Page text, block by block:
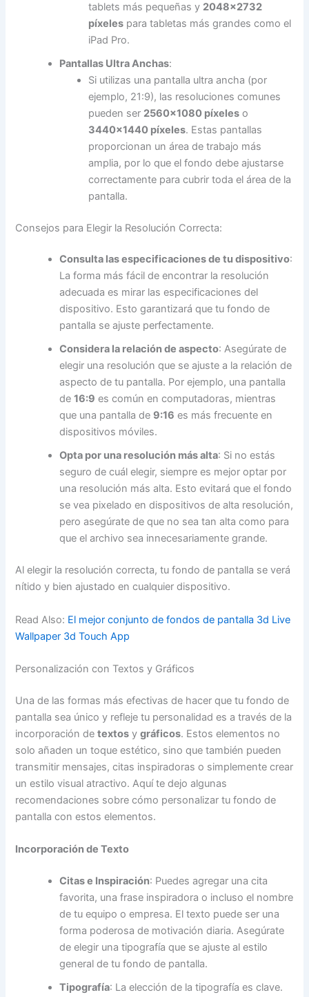
tablets más pequeñas y 2048×2732
píxeles para tabletas más grandes como el
iPad Pro.
Pantallas Ultra Anchas:
Si utilizas una pantalla ultra ancha (por
ejemplo, 21:9), las resoluciones comunes
pueden ser 2560×1080 píxeles o
3440×1440 píxeles. Estas pantallas
proporcionan un área de trabajo más
amplia, por lo que el fondo debe ajustarse
correctamente para cubrir toda el área de la
pantalla.
Consejos para Elegir la Resolución Correcta:
Consulta las especificaciones de tu dispositivo:
La forma más fácil de encontrar la resolución
adecuada es mirar las especificaciones del
dispositivo. Esto garantizará que tu fondo de
pantalla se ajuste perfectamente.
Considera la relación de aspecto: Asegúrate de
elegir una resolución que se ajuste a la relación de
aspecto de tu pantalla. Por ejemplo, una pantalla
de16:9 es común en computadoras, mientras
que una pantalla de 9:16 es más frecuente en
dispositivos móviles.
Opta por una resolución más alta: Si no estás
seguro de cuál elegir, siempre es mejor optar por
una resolución más alta. Esto evitará que el fondo
se vea pixelado en dispositivos de alta resolución,
pero asegúrate de que no sea tan alta como para
que el archivo sea innecesariamente grande.
Al elegir la resolución correcta, tu fondo de pantalla se verá
nítido y bien ajustado en cualquier dispositivo.
Read Also: El mejor conjunto de fondos de pantalla 3d Live
Wallpaper 3d Touch App
Personalización con Textos y Gráficos
Una de las formas más efectivas de hacer que tu fondo de
pantalla sea único y refleje tu personalidad es a través de la
incorporación detextos ygráficos. Estos elementos no
solo añaden un toque estético, sino que también pueden
transmitir mensajes, citas inspiradoras o simplemente crear
un estilo visual atractivo. Aquí te dejo algunas
recomendaciones sobre cómo personalizar tu fondo de
pantalla con estos elementos.
Incorporación de Texto
Citas e Inspiración: Puedes agregar una cita
favorita, una frase inspiradora o incluso el nombre
de tu equipo o empresa. El texto puede ser una
forma poderosa de motivación diaria. Asegúrate
de elegir una tipografía que se ajuste al estilo
general de tu fondo de pantalla.
Tipografía: La elección de la tipografía es clave.